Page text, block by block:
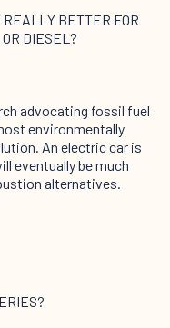
REALLY BETTER FOR
DIESEL?
advocating fossil fuel
environmentally
An electric car is
eventually be much
alternatives.